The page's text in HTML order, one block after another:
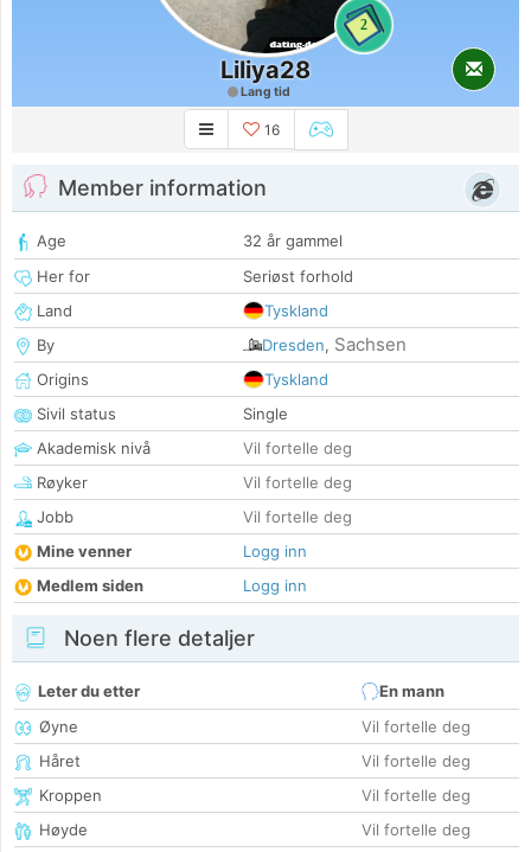
2
Liliya28
Lang tid
16
Member information
Age
32 år gammel
Her for
Seriøst forhold
Land
Tyskland
By
Dresden, Sachsen
Origins
Tyskland
Sivil status
Single
Akademisk nivå
Vil fortelle deg
Røyker
Vil fortelle deg
Jobb
Vil fortelle deg
Mine venner
Logg inn
Medlem siden
Logg inn
Noen flere detaljer
Leter du etter
En mann
Øyne
Vil fortelle deg
Håret
Vil fortelle deg
Kroppen
Vil fortelle deg
Høyde
Vil fortelle deg